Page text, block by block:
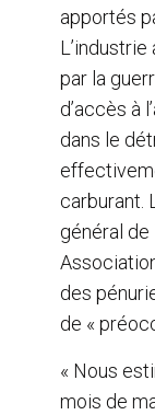
apportés
par la
d’accès à
dans le
carburant.
général de
des
de «
« Nous
mois de